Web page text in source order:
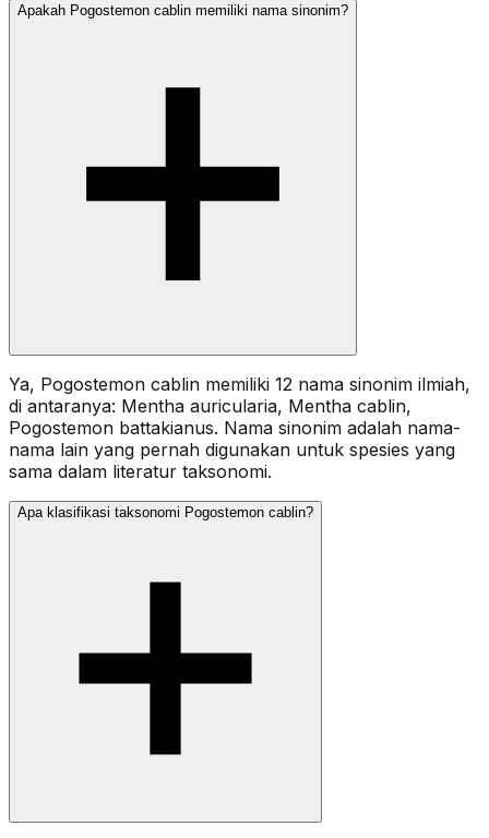
Apakah Pogostemon cablin memiliki nama sinonim?
Ya, Pogostemon cablin memiliki 12 nama sinonim ilmiah,
di antaranya: Mentha auricularia, Mentha cablin,
Pogostemon battakianus. Nama sinonim adalah nama-
nama lain yang pernah digunakan untuk spesies yang
sama dalam literatur taksonomi.
Apa klasifikasi taksonomi Pogostemon cablin?